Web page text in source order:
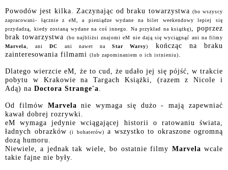
Powodów jest kilka. Zaczynając od braku towarzystwa (bo wszyscy
zapracowani- łącznie z eM, a pieniądze wydane na bilet weekendowy lepiej się
przydadzą, kiedy zostaną wydane na coś innego. Na przykład na książkę), poprzez
brak towarzystwa
(bo najbliżsi znajomi eM nie dają się wyciągnąć ani na filmy
Marvela, aniDC ani nawet naStar Warsy)
kończąc na braku
zainteresowania filmami (lub zapominaniem o ich istnieniu).
Dlatego wierzcie eM, że to cud, że udało jej się pójść, w trakcie
pobytu w Krakowie na Targach Książki, (razem zNicolei
Adą) na Doctora Strange'a.
Od filmów Marvelanie wymaga się dużo - mają zapewniać
kawał dobrej rozrywki.
eM wymaga jedynie wciągającej historii o ratowaniu świata,
ładnych obrazków
(i bohaterów)
a wszystko to okraszone ogromną
dozą humoru.
Niewiele, a jednak tak wiele, bo ostatnie filmy Marvelawcale
takie fajne nie były.